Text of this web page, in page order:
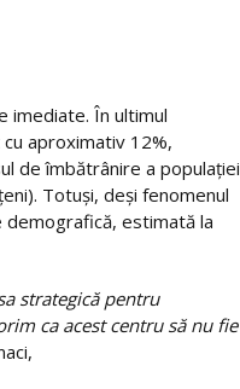
imediate. În ultimul
aproximativ 12%,
de îmbătrânire a populației
Totuși, deși fenomenul
demografică, estimată la
strategică pentru
ca acest centru să nu fie